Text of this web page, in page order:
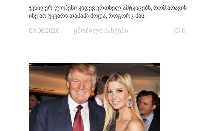
ჯენიფერ ლოპესი კიდევ ერთხელ ამტკიცებს, რომ არავის
ისე არ უყვარს თამამი მოდა, როგორც მას.
09.06.2026 ცნობილი სახეები 0